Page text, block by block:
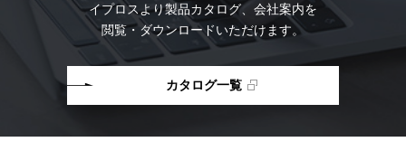
イプロスより製品カタログ、会社案内を
閲覧・ダウンロードいただけます。
カタログ一覧